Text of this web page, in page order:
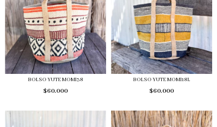
BOLSO YUTE MOMI38
$60.000
BOLSO YUTE MOMI18L
$60.000